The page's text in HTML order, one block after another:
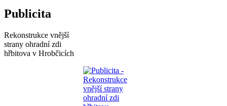
Publicita
Rekonstrukce vnější
strany ohradní zdi
hřbitova v Hrobčicích